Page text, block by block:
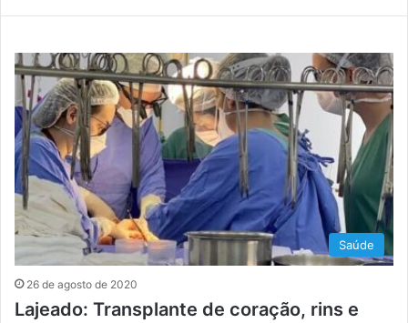
Saúde
26 de agosto de 2020
Lajeado: Transplante de coração, rins e